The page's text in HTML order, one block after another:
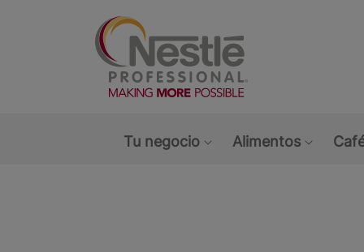
Tu negocio
Show submenu: Tu
Alimentos
Show